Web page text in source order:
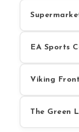
EA Sports
Viking
The Green